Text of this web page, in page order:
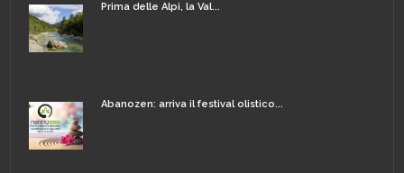
Prima delle Alpi, la Val...
Abanozen: arriva il festival olistico...